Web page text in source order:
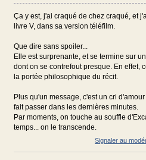
Ça y est, j'ai craqué de chez craqué, et
livre V, dans sa version téléfilm.
Que dire sans spoiler...
Elle est surprenante, et se termine sur
dont on se contrefout presque. En effet,
la portée philosophique du récit.
Plus qu'un message, c'est un cri
fait passer dans les dernières minutes.
Par moments, on touche au souffle
temps... on le transcende.
Signaler au